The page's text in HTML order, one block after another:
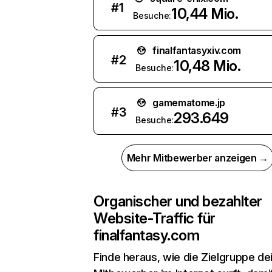
#1
Besuche:10,44 Mio.
#2
finalfantasyxiv.com
Besuche:10,48 Mio.
#3
gamematome.jp
Besuche:293.649
Mehr Mitbewerber anzeigen →
Organischer und bezahlter
Website-Traffic für
finalfantasy.com
Finde heraus, wie die Zielgruppe